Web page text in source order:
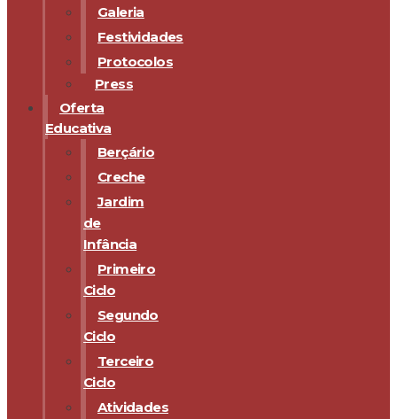
Galeria
Festividades
Protocolos
Press
Oferta
Educativa
Berçário
Creche
Jardim
de
Infância
Primeiro
Ciclo
Segundo
Ciclo
Terceiro
Ciclo
Atividades